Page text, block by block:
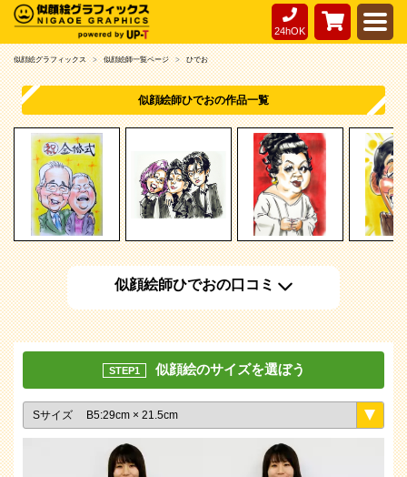
24hOK
似顔絵グラフィックス 似顔絵師一覧ページ ひでお
似顔絵師ひでおの作品一覧
似顔絵師ひでおの口コミ
STEP1 似顔絵のサイズを選ぼう